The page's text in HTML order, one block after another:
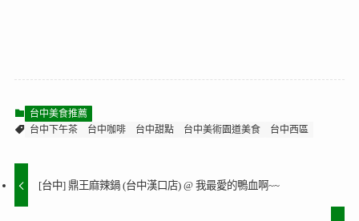
台中美食推薦
台中下午茶
台中咖啡 台中甜點 台中美術園道美食 台中西區
[台中] 鼎王麻辣鍋 (台中漢口店) @ 我最愛的鴨血啊~~